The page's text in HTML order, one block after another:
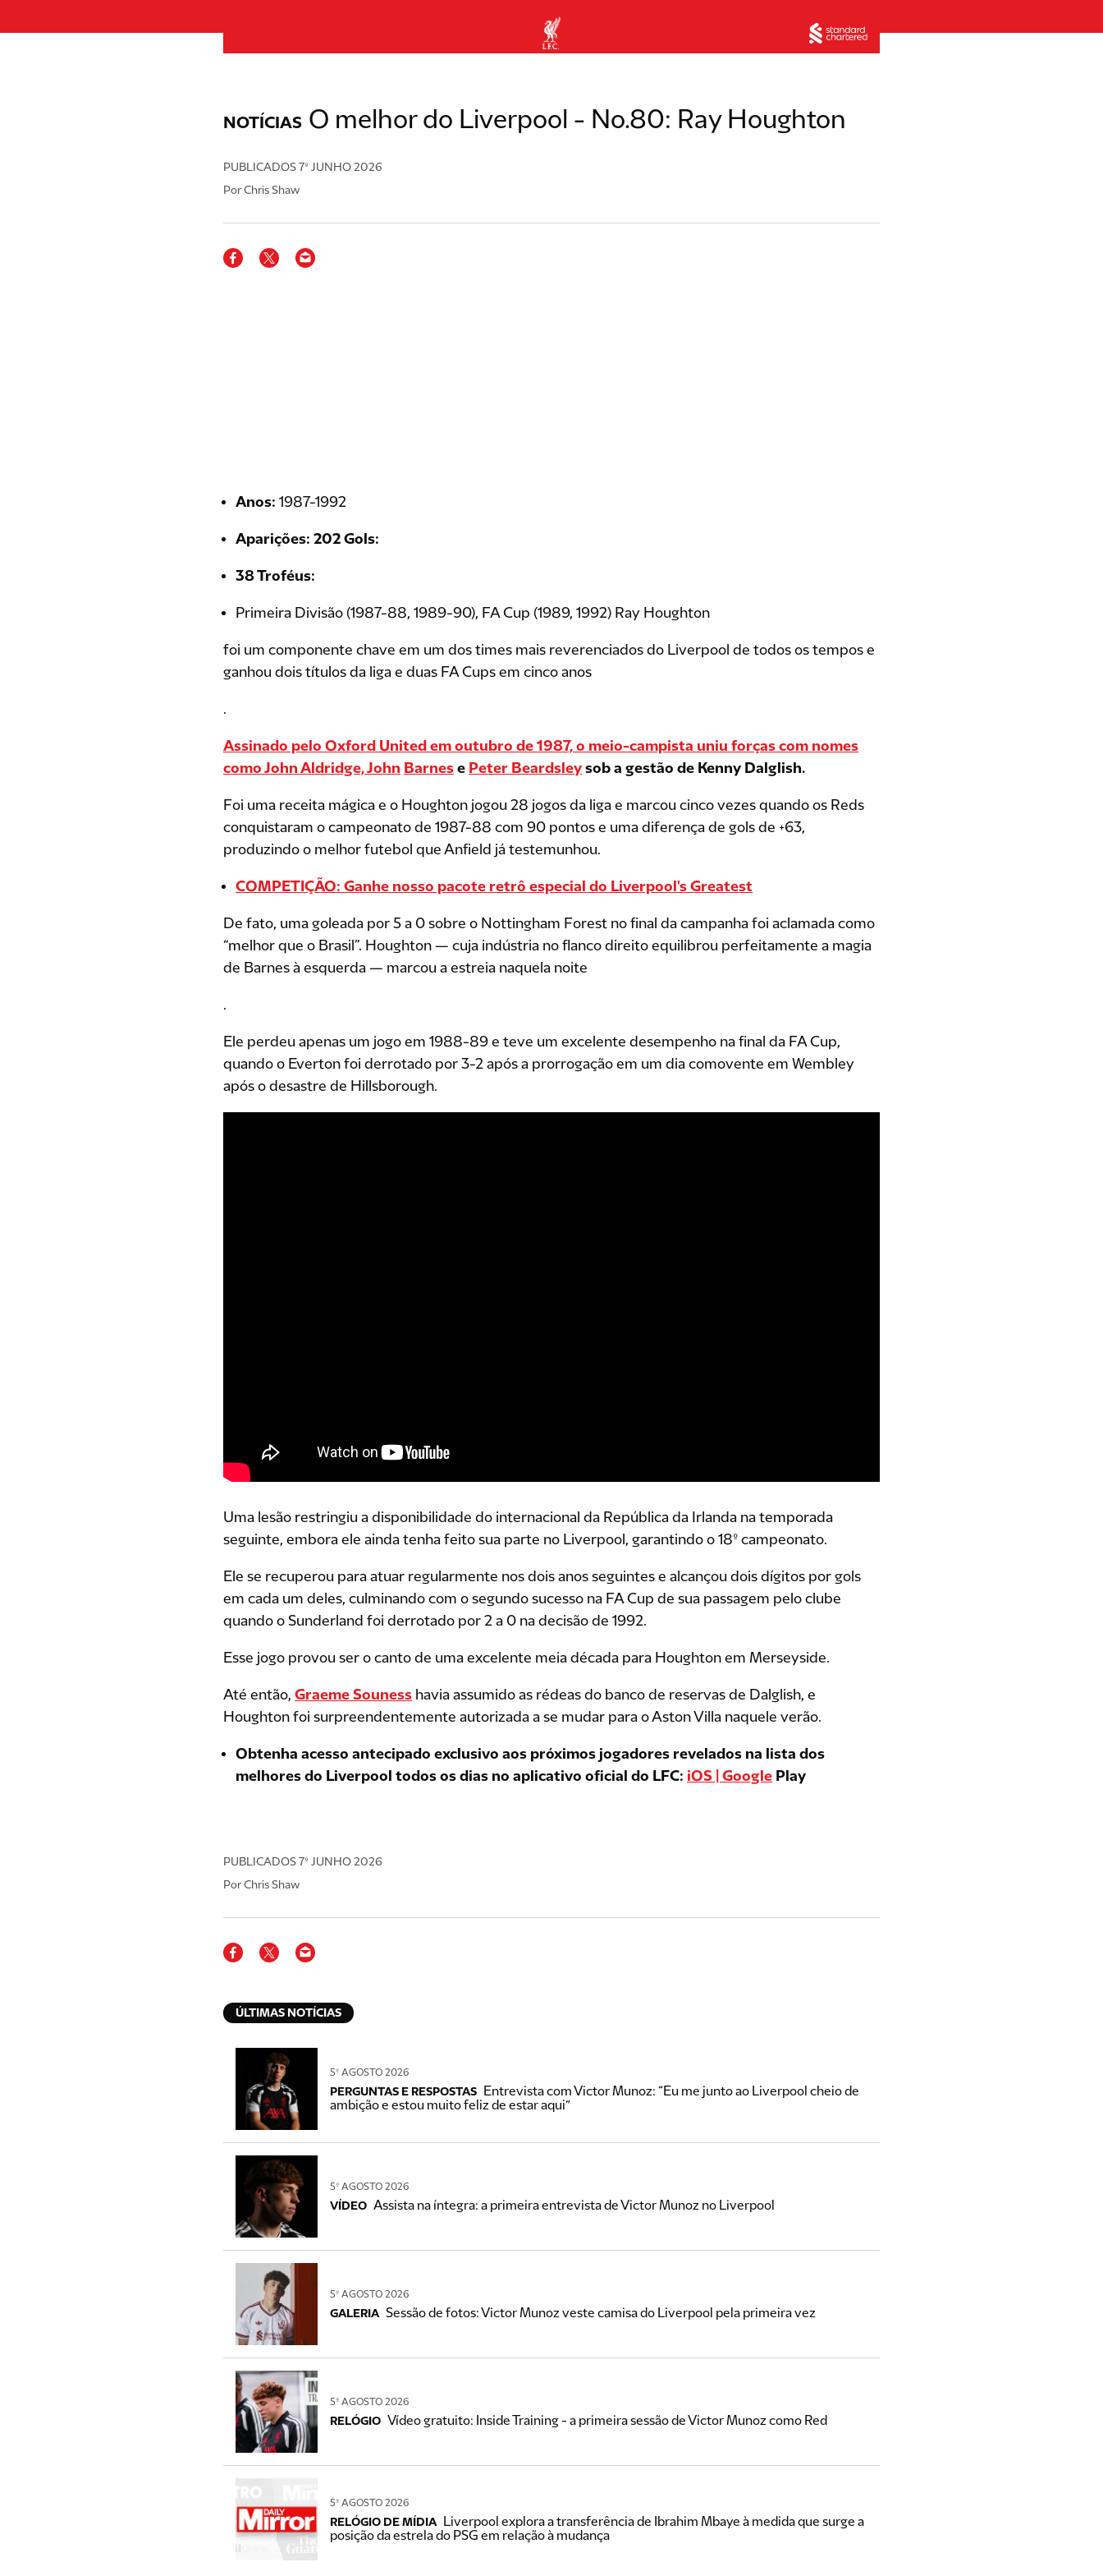
NOTÍCIAS O melhor do Liverpool - No.80: Ray Houghton
PUBLICADOS 7º JUNHO 2026
Por Chris Shaw
Anos: 1987-1992
Aparições: 202 Gols:
38Troféus:
Primeira Divisão (1987-88, 1989-90), FA Cup (1989, 1992) Ray Houghton
foi um componente chave em um dos times mais reverenciados do Liverpool de todos os tempos e
ganhou dois títulos da liga e duas FA Cups em cinco anos
.
Assinado pelo Oxford United em outubro de 1987, o meio-campista uniu forças com nomes
como John Aldridge, John Barnes e Peter Beardsley sob a gestão de Kenny Dalglish.
Foi uma receita mágica e o Houghton jogou 28 jogos da liga e marcou cinco vezes quando os Reds
conquistaram o campeonato de 1987-88 com 90 pontos e uma diferença de gols de +63,
produzindo o melhor futebol que Anfield já testemunhou.
COMPETIÇÃO: Ganhe nosso pacote retrô especial do Liverpool's Greatest
De fato, uma goleada por 5 a 0 sobre o Nottingham Forest no final da campanha foi aclamada como
“melhor que o Brasil”. Houghton — cuja indústria no flanco direito equilibrou perfeitamente a magia
de Barnes à esquerda — marcou a estreia naquela noite
.
Ele perdeu apenas um jogo em 1988-89 e teve um excelente desempenho na final da FA Cup,
quando o Everton foi derrotado por 3-2 após a prorrogação em um dia comovente em Wembley
após o desastre de Hillsborough.
Uma lesão restringiu a disponibilidade do internacional da República da Irlanda na temporada
seguinte, embora ele ainda tenha feito sua parte no Liverpool, garantindo o 18º campeonato.
Ele se recuperou para atuar regularmente nos dois anos seguintes e alcançou dois dígitos por gols
em cada um deles, culminando com o segundo sucesso na FA Cup de sua passagem pelo clube
quando o Sunderland foi derrotado por 2 a 0 na decisão de 1992.
Esse jogo provou ser o canto de uma excelente meia década para Houghton em Merseyside.
Até então, Graeme Souness havia assumido as rédeas do banco de reservas de Dalglish, e
Houghton foi surpreendentemente autorizada a se mudar para o Aston Villa naquele verão.
Obtenha acesso antecipado exclusivo aos próximos jogadores revelados na lista dos
melhores do Liverpool todos os dias no aplicativo oficial do LFC: iOS | Google Play
PUBLICADOS 7º JUNHO 2026
Por Chris Shaw
ÚLTIMAS NOTÍCIAS
5º AGOSTO 2026
PERGUNTAS E RESPOSTAS
Entrevista com Victor Munoz: “Eu me junto ao Liverpool cheio de
ambição e estou muito feliz de estar aqui”
5º AGOSTO 2026
VÍDEO Assista na íntegra: a primeira entrevista de Victor Munoz no Liverpool
5º AGOSTO 2026
GALERIA Sessão de fotos: Victor Munoz veste camisa do Liverpool pela primeira vez
5º AGOSTO 2026
RELÓGIO Vídeo gratuito: Inside Training - a primeira sessão de Victor Munoz como Red
5º AGOSTO 2026
RELÓGIO DE MÍDIA
Liverpool explora a transferência de Ibrahim Mbaye à medida que surge a
posição da estrela do PSG em relação à mudança